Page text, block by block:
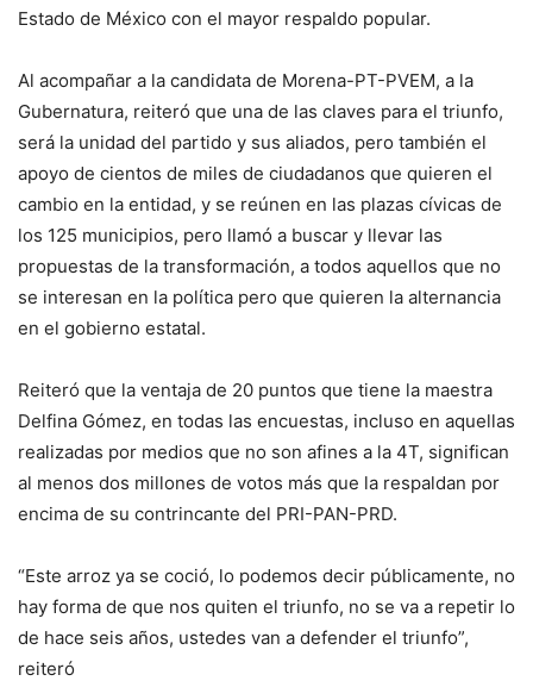
Estado de México con el mayor respaldo popular.
Al acompañar a la candidata de Morena-PT-PVEM, a la
Gubernatura, reiteró que una de las claves para el triunfo,
será la unidad del partido y sus aliados, pero también el
apoyo de cientos de miles de ciudadanos que quieren el
cambio en la entidad, y se reúnen en las plazas cívicas de
los 125 municipios, pero llamó a buscar y llevar las
propuestas de la transformación, a todos aquellos que no
se interesan en la política pero que quieren la alternancia
en el gobierno estatal.
Reiteró que la ventaja de 20 puntos que tiene la maestra
Delfina Gómez, en todas las encuestas, incluso en aquellas
realizadas por medios que no son afines a la 4T, significan
al menos dos millones de votos más que la respaldan por
encima de su contrincante del PRI-PAN-PRD.
“Este arroz ya se coció, lo podemos decir públicamente, no
hay forma de que nos quiten el triunfo, no se va a repetir lo
de hace seis años, ustedes van a defender el triunfo”,
reiteró